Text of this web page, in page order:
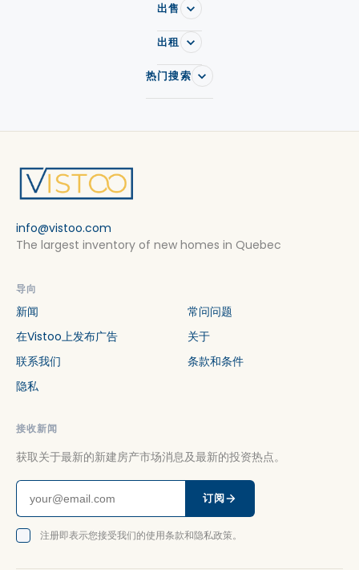
出售
出租
热门搜索
info@vistoo.com
The largest inventory of new homes in Quebec
导向
新闻
常问问题
在Vistoo上发布广告
关于
联系我们
条款和条件
隐私
接收新闻
获取关于最新的新建房产市场消息及最新的投资热点。
订阅
注册即表示您接受我们的使用条款和隐私政策。